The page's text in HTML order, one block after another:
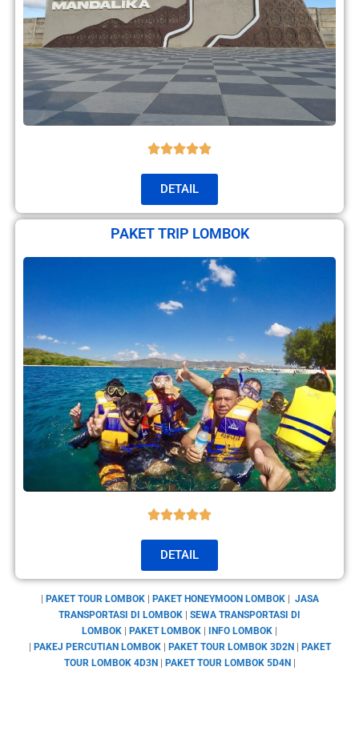
DETAIL
PAKET TRIP LOMBOK
DETAIL
| PAKET TOUR LOMBOK| PAKET HONEYMOON LOMBOK| JASA
TRANSPORTASI DI LOMBOK | SEWA TRANSPORTASI DI
LOMBOK | PAKET LOMBOK | INFO LOMBOK |
| PAKEJ PERCUTIAN LOMBOK| PAKET TOUR LOMBOK 3D2N| PAKET
TOUR LOMBOK 4D3N| PAKET TOUR LOMBOK 5D4N|